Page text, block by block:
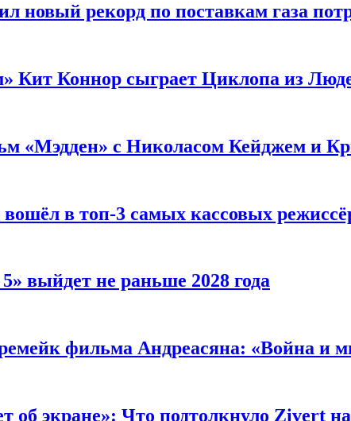
новый рекорд по поставкам газа
Кит Коннор сыграет Циклопа из
«Мэдден» с Николасом Кейджем и
в топ-3 самых кассовых
выйдет не раньше 2028 года
фильма Андреасяна: «Война и
об экране»: Что подтолкнуло Zivert